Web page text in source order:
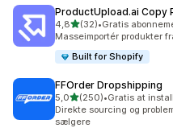
ProductUpload.ai Copy
4,8ud af 5 stjerner
(32)
32 anmeldelser i alt
•Gratis
Masseimportér produkter
Built for Shopify
FFOrder Dropshipping
5,0ud af 5 stjerner
(250)
250 anmeldelser i alt
•Gratis at
Direkte sourcing og
sælgere